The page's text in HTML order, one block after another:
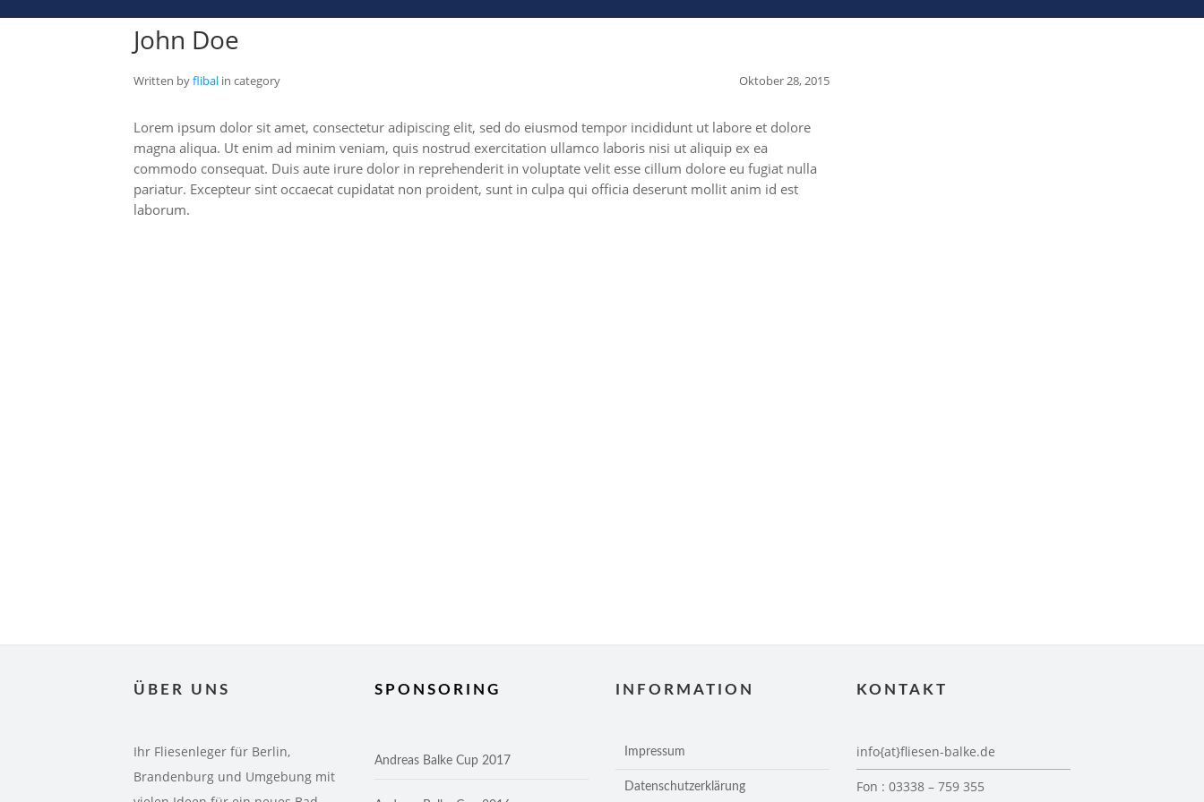
John Doe
Written byflibal in category Oktober 28, 2015
Lorem ipsum dolor sit amet, consectetur adipiscing elit, sed do eiusmod tempor incididunt ut labore et dolore
magna aliqua. Ut enim ad minim veniam, quis nostrud exercitation ullamco laboris nisi ut aliquip ex ea
commodo consequat. Duis aute irure dolor in reprehenderit in voluptate velit esse cillum dolore eu fugiat nulla
pariatur. Excepteur sint occaecat cupidatat non proident, sunt in culpa qui officia deserunt mollit anim id est
laborum.
ÜBER UNS
Ihr Fliesenleger für Berlin,
Brandenburg und Umgebung mit
SPONSORING
Andreas Balke Cup 2017
INFORMATION
Impressum
Datenschutzerklärung
KONTAKT
info{at}fliesen-balke.de
Fon : 03338 – 759 355